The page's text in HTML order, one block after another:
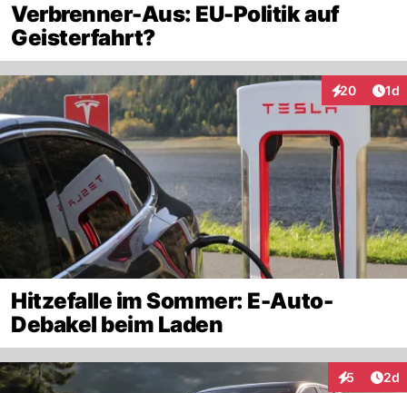
Verbrenner-Aus: EU-Politik auf
Geisterfahrt?
20
Interaktionen
1d
Hitzefalle im Sommer: E-Auto-
Debakel beim Laden
5 2d